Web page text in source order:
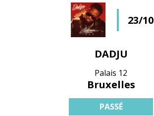
23/10
DADJU
Palais 12
Bruxelles
PASSÉ